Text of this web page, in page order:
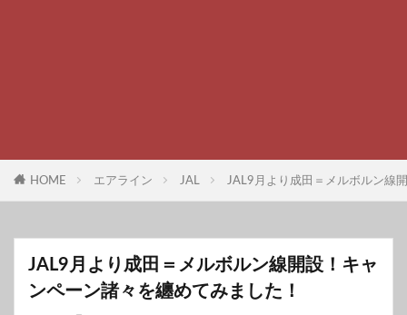
HOME エアライン JAL JAL9月より成田＝メルボルン線
JAL9月より成田＝メルボルン線開設！キャ
ンペーン諸々を纏めてみました！